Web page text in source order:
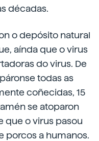
décadas.
o depósito natural
aínda que o virus
do virus. De
todas as
coñecidas, 15
se atoparon
que o virus pasou
porcos a humanos.